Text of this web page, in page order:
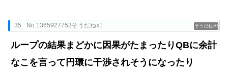
0
35: No.1365927753そうだねx1
ループの結果まどかに因果がたまったりQBに余計
なこを言って円環に干渉されそうになったり